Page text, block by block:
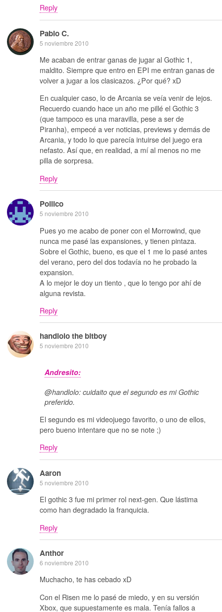
Reply
Pablo C.
5 noviembre 2010
Me acaban de entrar ganas de jugar al Gothic 1,
maldito. Siempre que entro en EPI me entran ganas de
volver a jugar a los clasicazos. ¿Por qué? xD
En cualquier caso, lo de Arcania se veía venir de lejos.
Recuerdo cuando hace un año me pillé el Gothic 3
(que tampoco es una maravilla, pese a ser de
Piranha), empecé a ver noticias, previews y demás de
Arcania, y todo lo que parecía intuirse del juego era
nefasto. Así que, en realidad, a mí al menos no me
pilla de sorpresa.
Reply
Pollico
5 noviembre 2010
Pues yo me acabo de poner con el Morrowind, que
nunca me pasé las expansiones, y tienen pintaza.
Sobre el Gothic, bueno, es que el 1 me lo pasé antes
del verano, pero del dos todavía no he probado la
expansion.
A lo mejor le doy un tiento , que lo tengo por ahí de
alguna revista.
Reply
handlolo the bitboy
5 noviembre 2010
Andresito:
@handlolo: cuidaito que el segundo es mi Gothic
preferido.
El segundo es mi videojuego favorito, o uno de ellos,
pero bueno intentare que no se note ;)
Reply
Aaron
5 noviembre 2010
El gothic 3 fue mi primer rol next-gen. Que lástima
como han degradado la franquicia.
Reply
Anthor
6 noviembre 2010
Muchacho, te has cebado xD
Con el Risen me lo pasé de miedo, y en su versión
Xbox, que supuestamente es mala. Tenía fallos a